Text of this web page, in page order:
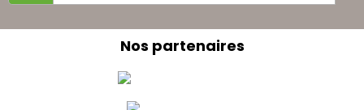
Nos partenaires